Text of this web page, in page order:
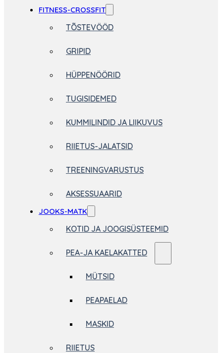
FITNESS-CROSSFIT
TÕSTEVÖÖD
GRIPID
HÜPPENÖÖRID
TUGISIDEMED
KUMMILINDID JA LIIKUVUS
RIIETUS-JALATSID
TREENINGVARUSTUS
AKSESSUAARID
JOOKS-MATK
KOTID JA JOOGISÜSTEEMID
PEA-JA KAELAKATTED
MÜTSID
PEAPAELAD
MASKID
RIIETUS